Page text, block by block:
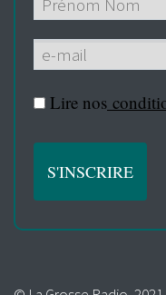
Lire nos